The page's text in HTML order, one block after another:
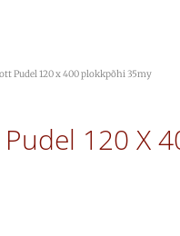
Pudel 120 x 400 plokkpõhi 35my
120 X